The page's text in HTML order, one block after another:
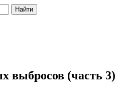
выбросов (часть 3)